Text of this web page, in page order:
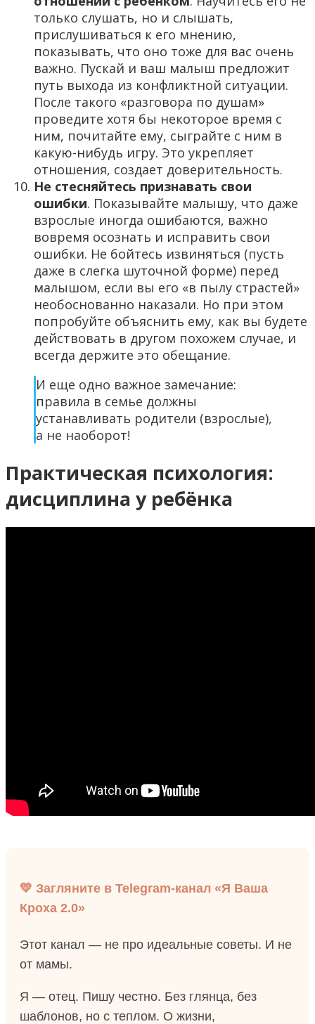
только слушать, но и слышать,
прислушиваться к его мнению,
показывать, что оно тоже для вас очень
важно. Пускай и ваш малыш предложит
путь выхода из конфликтной ситуации.
После такого «разговора по душам»
проведите хотя бы некоторое время с
ним, почитайте ему, сыграйте с ним в
какую-нибудь игру. Это укрепляет
отношения, создает доверительность.
Не стесняйтесь признавать свои
ошибки. Показывайте малышу, что даже
взрослые иногда ошибаются, важно
вовремя осознать и исправить свои
ошибки. Не бойтесь извиняться (пусть
даже в слегка шуточной форме) перед
малышом, если вы его «в пылу страстей»
необоснованно наказали. Но при этом
попробуйте объяснить ему, как вы будете
действовать в другом похожем случае, и
всегда держите это обещание.
И еще одно важное замечание:
правила в семье должны
устанавливать родители (взрослые),
а не наоборот!
Практическая психология:
дисциплина у ребёнка
💛 Загляните в Telegram-канал «Я Ваша
Кроха 2.0»
Этот канал — не про идеальные советы. И не
от мамы.
Я — отец. Пишу честно. Без глянца, без
шаблонов, но с теплом. О жизни,